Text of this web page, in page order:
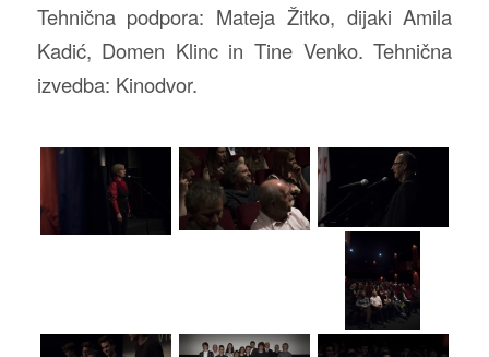
Tehnična podpora: Mateja Žitko, dijaki Amila
Kadić, Domen Klinc in Tine Venko. Tehnična
izvedba: Kinodvor.